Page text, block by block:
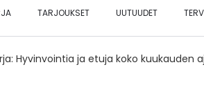
TARJOUKSET UUTUUDET
Hyvinvointia ja etuja koko